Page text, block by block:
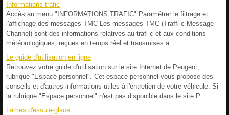
Informations trafic
Accès au menu "INFORMATIONS TRAFIC" Paramétrer le filtrage et
l'affichage des messages TMC Les messages TMC (Traffi c Message
Channel) sont des informations relatives au trafi c et aux conditions
météorologiques, reçues en temps réel et transmises a ...
Le guide d'utilisation en ligne
Retrouvez votre guide d'utilisation sur le site Internet de Peugeot,
rubrique "Espace personnel". Cet espace personnel vous propose des
conseils et d'autres informations utiles à l'entretien de votre véhicule. Si
la rubrique "Espace personnel" n'est pas disponible dans le site P ...
Lames d'essuie-glace